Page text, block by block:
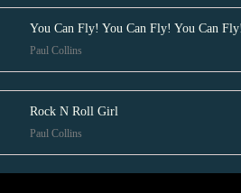
You Can Fly! You Can Fly! You Can
Paul Collins
Rock N Roll Girl
Paul Collins